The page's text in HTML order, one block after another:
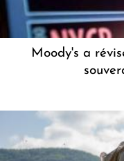
Moody's a